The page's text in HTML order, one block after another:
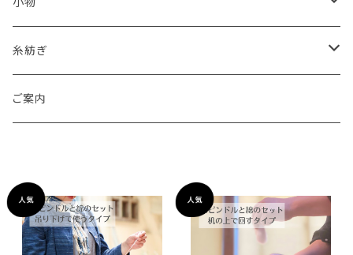
ポシェット
トートバッグ
巾着
女性用
テーブルセンター
ランチョンマット
花瓶敷き
ブックカバー
糸紡ぎ
スピンドル（糸紡ぎ機）
綿繰り機レンタルサービス
ご案内